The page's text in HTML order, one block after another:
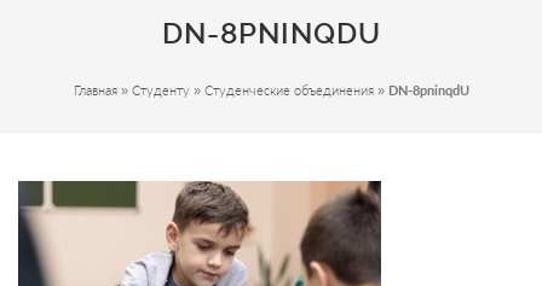
DN-8PNINQDU
Главная» Студенту » Студенческие объединения» DN-8pninqdU